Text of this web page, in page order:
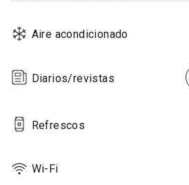
Aire acondicionado
Diarios/revistas
Refrescos
Wi-Fi